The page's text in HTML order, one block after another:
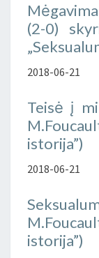
(2-0)
2018-06-21
Teisė į
istorija”)
2018-06-21
istorija”)